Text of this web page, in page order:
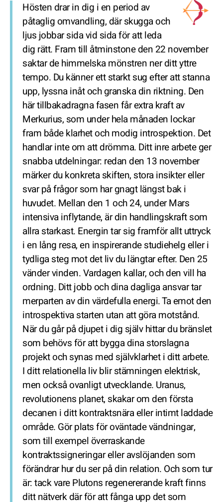
Hösten drar in dig i en period av
påtaglig omvandling, där skugga och
ljus jobbar sida vid sida för att leda
dig rätt. Fram till åtminstone den 22 november
saktar de himmelska mönstren ner ditt yttre
tempo. Du känner ett starkt sug efter att stanna
upp, lyssna inåt och granska din riktning. Den
här tillbakadragna fasen får extra kraft av
Merkurius, som under hela månaden lockar
fram både klarhet och modig introspektion. Det
handlar inte om att drömma. Ditt inre arbete ger
snabba utdelningar: redan den 13 november
märker du konkreta skiften, stora insikter eller
svar på frågor som har gnagt längst bak i
huvudet. Mellan den 1 och 24, under Mars
intensiva inflytande, är din handlingskraft som
allra starkast. Energin tar sig framför allt uttryck
i en lång resa, en inspirerande studiehelg eller i
tydliga steg mot det liv du längtar efter. Den 25
vänder vinden. Vardagen kallar, och den vill ha
ordning. Ditt jobb och dina dagliga ansvar tar
merparten av din värdefulla energi. Ta emot den
introspektiva starten utan att göra motstånd.
När du går på djupet i dig själv hittar du bränslet
som behövs för att bygga dina storslagna
projekt och synas med självklarhet i ditt arbete.
I ditt relationella liv blir stämningen elektrisk,
men också ovanligt utvecklande. Uranus,
revolutionens planet, skakar om den första
decanen i ditt kontraktsnära eller intimt laddade
område. Gör plats för oväntade vändningar,
som till exempel överraskande
kontraktssigneringar eller avslöjanden som
förändrar hur du ser på din relation. Och som tur
är: tack vare Plutons regenererande kraft finns
ditt nätverk där för att fånga upp det som